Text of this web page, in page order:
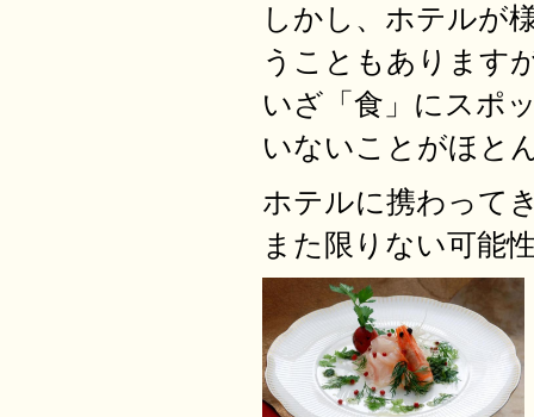
しかし、ホテルが
うこともあります
いざ「食」にスポ
いないことがほと
ホテルに携わって
また限りない可能